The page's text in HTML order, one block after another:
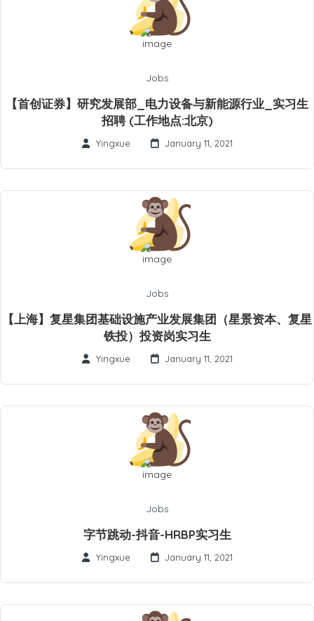
Jobs
【首创证券】研究发展部_电力设备与新能源行业_实习生
招聘 (工作地点:北京)
Yingxue January 11, 2021
Jobs
【上海】复星集团基础设施产业发展集团（星景资本、复星
铁投）投资岗实习生
Yingxue January 11, 2021
Jobs
字节跳动-抖音-HRBP实习生
Yingxue January 11, 2021